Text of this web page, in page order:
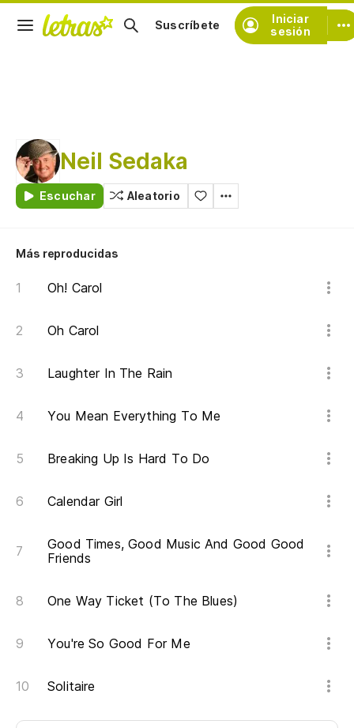
Iniciar
sesión
Suscríbete
Neil Sedaka
Escuchar Aleatorio
Más reproducidas
Oh! Carol
Oh Carol
Laughter In The Rain
You Mean Everything To Me
Breaking Up Is Hard To Do
Calendar Girl
Good Times, Good Music And Good Good
Friends
One Way Ticket (To The Blues)
You're So Good For Me
Solitaire